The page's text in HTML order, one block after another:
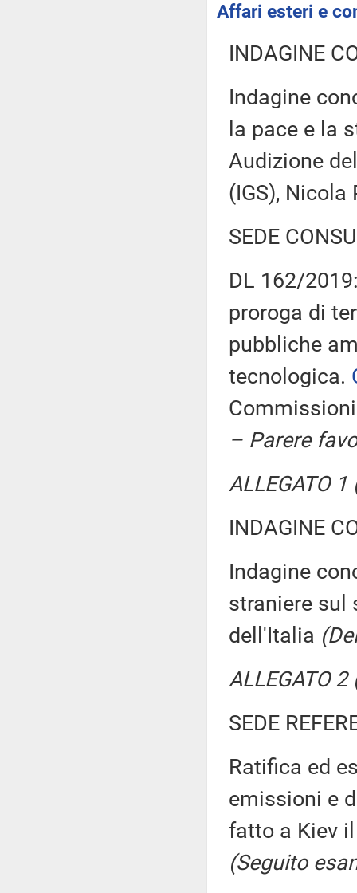
Affari esteri e
INDAGINE
Indagine
la pace e la
Audizione
(IGS), Nicola
SEDE
DL 162/
proroga di
pubbliche
tecnologica.
– Parere
ALLEGATO
INDAGINE
Indagine
straniere sul
dell'Italia
ALLEGATO
SEDE
Ratifica ed
emissioni e
fatto a Kiev
(Seguito